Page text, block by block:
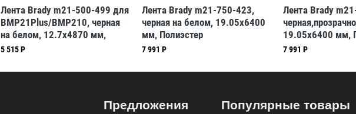
Лента Brady m21-500-499 для
BMP21Plus/BMP210, черная
на белом, 12.7x4870 мм,
Нейлон
5 515 Р
Лента Brady m21-750-423,
черная на белом, 19.05x6400
мм, Полиэстер
7 991 Р
Лента Brady
19.05x6400 мм,
7 991 Р
Предложения Популярные товары